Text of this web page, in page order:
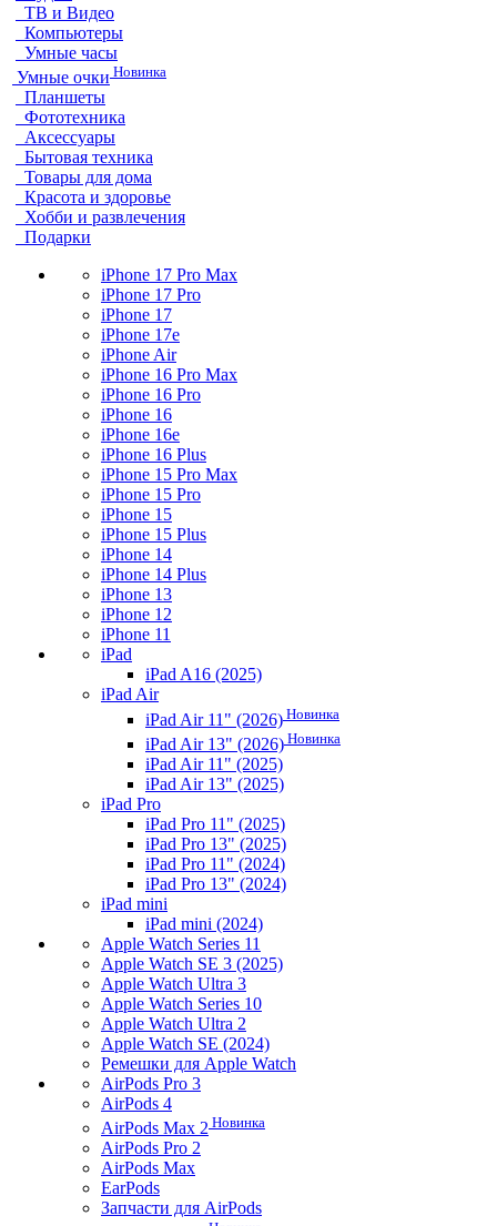
ТВ и Видео
Компьютеры
Умные часы
Умные очки Новинка
Планшеты
Фототехника
Аксессуары
Бытовая техника
Товары для дома
Красота и здоровье
Хобби и развлечения
Подарки
iPhone 17 Pro Max
iPhone 17 Pro
iPhone 17
iPhone 17e
iPhone Air
iPhone 16 Pro Max
iPhone 16 Pro
iPhone 16
iPhone 16e
iPhone 16 Plus
iPhone 15 Pro Max
iPhone 15 Pro
iPhone 15
iPhone 15 Plus
iPhone 14
iPhone 14 Plus
iPhone 13
iPhone 12
iPhone 11
iPad
iPad A16 (2025)
iPad Air
iPad Air 11" (2026) Новинка
iPad Air 13" (2026) Новинка
iPad Air 11" (2025)
iPad Air 13" (2025)
iPad Pro
iPad Pro 11" (2025)
iPad Pro 13" (2025)
iPad Pro 11" (2024)
iPad Pro 13" (2024)
iPad mini
iPad mini (2024)
Apple Watch Series 11
Apple Watch SE 3 (2025)
Apple Watch Ultra 3
Apple Watch Series 10
Apple Watch Ultra 2
Apple Watch SE (2024)
Ремешки для Apple Watch
AirPods Pro 3
AirPods 4
AirPods Max 2 Новинка
AirPods Pro 2
AirPods Max
EarPods
Запчасти для AirPods